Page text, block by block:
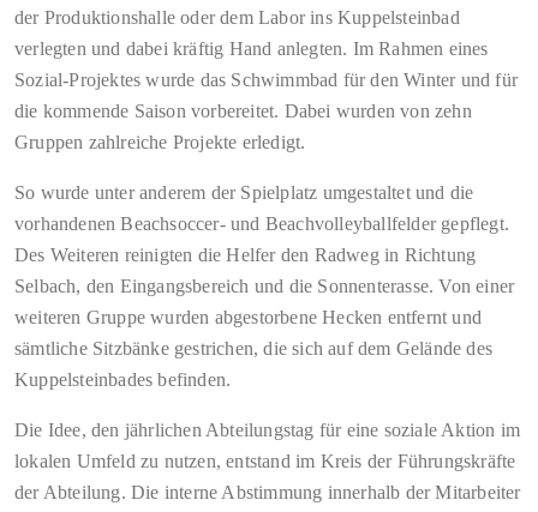
der Produktionshalle oder dem Labor ins Kuppelsteinbad
verlegten und dabei kräftig Hand anlegten. Im Rahmen eines
Sozial-Projektes wurde das Schwimmbad für den Winter und für
die kommende Saison vorbereitet. Dabei wurden von zehn
Gruppen zahlreiche Projekte erledigt.
So wurde unter anderem der Spielplatz umgestaltet und die
vorhandenen Beachsoccer- und Beachvolleyballfelder gepflegt.
Des Weiteren reinigten die Helfer den Radweg in Richtung
Selbach, den Eingangsbereich und die Sonnenterasse. Von einer
weiteren Gruppe wurden abgestorbene Hecken entfernt und
sämtliche Sitzbänke gestrichen, die sich auf dem Gelände des
Kuppelsteinbades befinden.
Die Idee, den jährlichen Abteilungstag für eine soziale Aktion im
lokalen Umfeld zu nutzen, entstand im Kreis der Führungskräfte
der Abteilung. Die interne Abstimmung innerhalb der Mitarbeiter